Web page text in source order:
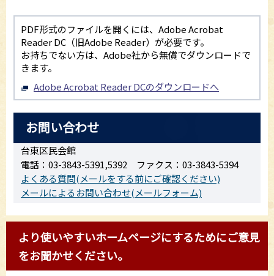
PDF形式のファイルを開くには、Adobe Acrobat
Reader DC（旧Adobe Reader）が必要です。
お持ちでない方は、Adobe社から無償でダウンロードで
きます。
Adobe Acrobat Reader DCのダウンロードへ
お問い合わせ
台東区民会館
電話：03-3843-5391,5392 ファクス：03-3843-5394
よくある質問(メールをする前にご確認ください)
メールによるお問い合わせ(メールフォーム)
より使いやすいホームページにするためにご意見
をお聞かせください。